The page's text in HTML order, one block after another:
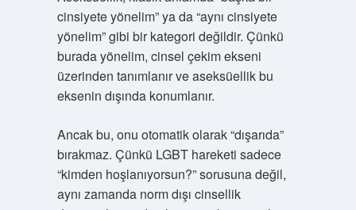
cinsiyete yönelim” ya da “aynı cinsiyete
yönelim” gibi bir kategori değildir. Çünkü
burada yönelim, cinsel çekim ekseni
üzerinden tanımlanır ve aseksüellik bu
eksenin dışında konumlanır.
Ancak bu, onu otomatik olarak “dışarıda”
bırakmaz. Çünkü LGBT hareketi sadece
“kimden hoşlanıyorsun?” sorusuna değil,
aynı zamanda norm dışı cinsellik